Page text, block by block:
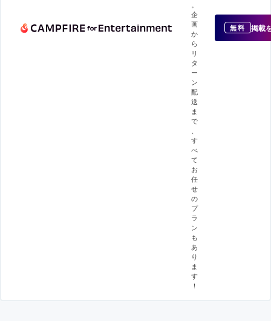
企
画
か
ら
リ
タ
ー
ン
配
送
ま
で
す
べ
て
お
任
せ
の
プ
ラ
ン
も
あ
り
ま
す
！
無料 掲載